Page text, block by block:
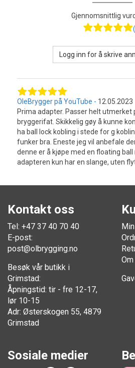
Gjennomsnittlig
Logg inn for å skrive
OleBrygger på YouTube 12.05.2023
Prima adapter. Passer helt utmerket
bryggerifat. Skikkelig gøy å kunne
ha ball lock kobling i stede for g
funker bra. Eneste jeg vil anbefale
denne er å kjøpe med en floating ball
adapteren kun har en slange, uten
Kontakt oss
Tel: +47 37 40 70 40
E-post:
post@olbrygging.no
Besøk vår butikk i
Grimstad:
Åpningstid: tir - fre 12-17,
lør 10-15
Adr: Østerskogen 55, 4879
Grimstad
Sosiale medier